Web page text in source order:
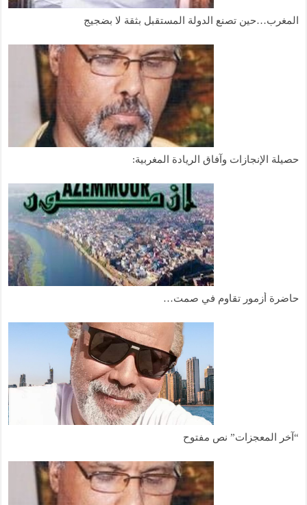
تصنع الدولة المستقبل بثقة لا بضجيج
الإنجازات وآفاق الريادة المغربية:
أزمور تقاوم في صمت…
المعجزات” نص مفتوح